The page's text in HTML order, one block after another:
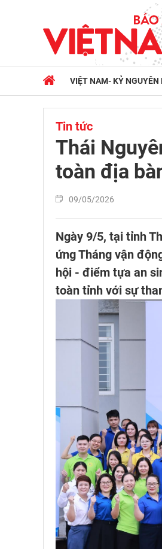
VIỆT NAM- KỶ NGUYÊN
Tin tức
Thái
toàn địa
09/05/2026
Ngày 9/5, tại tỉnh
ứng Tháng vận
hội - điểm tựa an
toàn tỉnh với sự